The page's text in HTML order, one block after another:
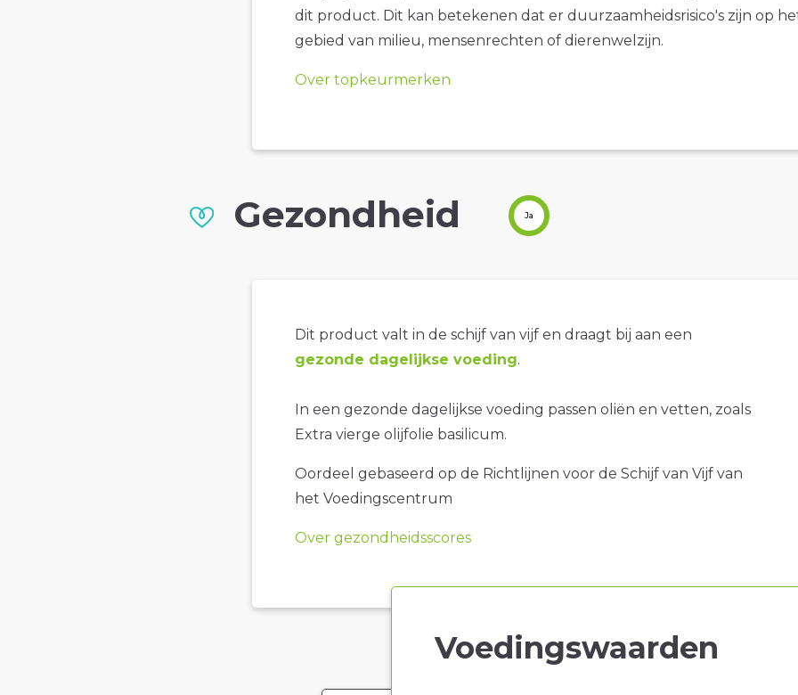
dit product. Dit kan betekenen dat er duurzaamheidsrisico's zijn op
gebied van milieu, mensenrechten of dierenwelzijn.
Over topkeurmerken
Gezondheid Ja
Dit product valt in de schijf van vijf en draagt bij aan een
gezonde dagelijkse voeding.
In een gezonde dagelijkse voeding passen oliën en vetten, zoals
Extra vierge olijfolie basilicum.
Oordeel gebaseerd op de Richtlijnen voor de Schijf van Vijf van
het Voedingscentrum
Over gezondheidsscores
Voedingswaarden